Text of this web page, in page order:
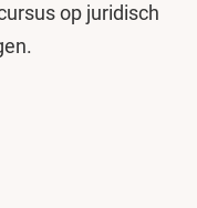
op juridisch